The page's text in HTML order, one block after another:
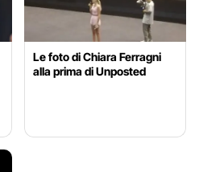
Le foto di Chiara Ferragni
alla prima di Unposted